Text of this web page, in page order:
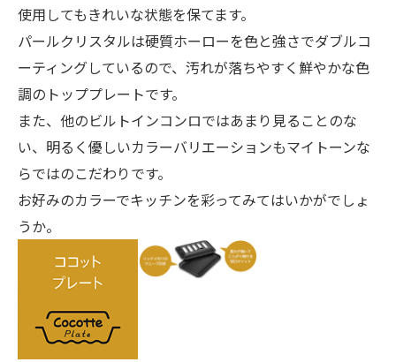
使用してもきれいな状態を保てます。
パールクリスタルは硬質ホーローを色と強さでダブルコ
ーティングしているので、汚れが落ちやすく鮮やかな色
調のトッププレートです。
また、他のビルトインコンロではあまり見ることのな
い、明るく優しいカラーバリエーションもマイトーンな
らではのこだわりです。
お好みのカラーでキッチンを彩ってみてはいかがでしょ
うか。